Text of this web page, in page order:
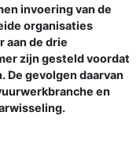
invoering van de
organisaties
aan de drie
zijn gesteld voordat
De gevolgen daarvan
en